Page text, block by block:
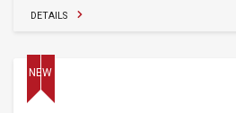
DETAILS
NEW